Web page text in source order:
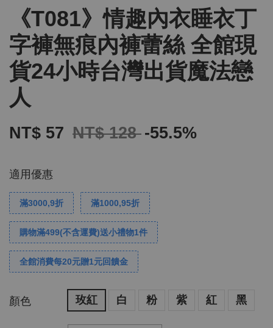
《T081》情趣內衣睡衣丁
字褲無痕內褲蕾絲 全館現
貨24小時台灣出貨魔法戀
人
NT$ 57 NT$ 128 -55.5%
適用優惠
滿3000,9折 滿1000,95折
購物滿499(不含運費)送小禮物1件
全館消費每20元贈1元回饋金
顏色 玫紅 白 粉 紫 紅 黑